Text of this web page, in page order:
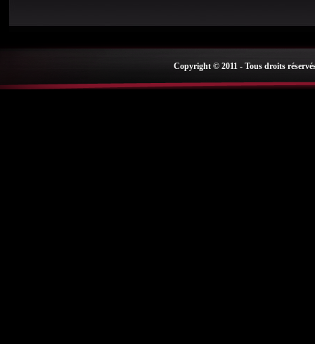
Copyright © 2011 - Tous droits